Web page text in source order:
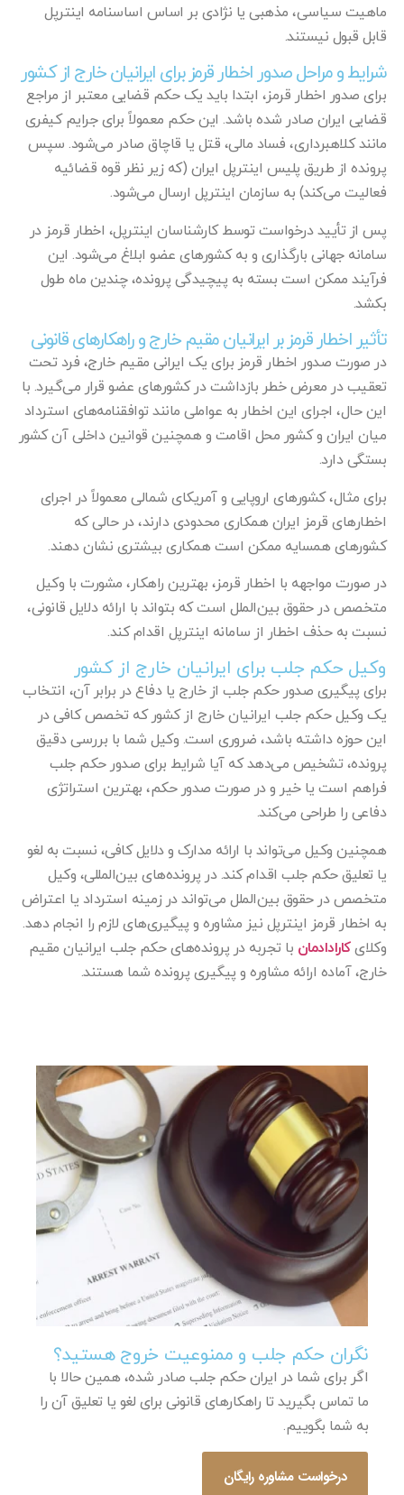
ماهیت سیاسی، مذهبی یا نژادی بر اساس اساسنامه اینترپل
قابل قبول نیستند.
شرایط و مراحل صدور اخطار قرمز برای ایرانیان خارج از کشور
برای صدور اخطار قرمز، ابتدا باید یک حکم قضایی معتبر از مراجع
قضایی ایران صادر شده باشد. این حکم معمولاً برای جرایم کیفری
مانند کلاهبرداری، فساد مالی، قتل یا قاچاق صادر می‌شود. سپس
پرونده از طریق پلیس اینترپل ایران (که زیر نظر قوه قضائیه
فعالیت می‌کند) به سازمان اینترپل ارسال می‌شود.
پس از تأیید درخواست توسط کارشناسان اینترپل، اخطار قرمز در
سامانه جهانی بارگذاری و به کشورهای عضو ابلاغ می‌شود. این
فرآیند ممکن است بسته به پیچیدگی پرونده، چندین ماه طول
بکشد.
تأثیر اخطار قرمز بر ایرانیان مقیم خارج و راهکارهای قانونی
در صورت صدور اخطار قرمز برای یک ایرانی مقیم خارج، فرد تحت
تعقیب در معرض خطر بازداشت در کشورهای عضو قرار می‌گیرد. با
این حال، اجرای این اخطار به عواملی مانند توافقنامه‌های استرداد
میان ایران و کشور محل اقامت و همچنین قوانین داخلی آن کشور
بستگی دارد.
برای مثال، کشورهای اروپایی و آمریکای شمالی معمولاً در اجرای
اخطارهای قرمز ایران همکاری محدودی دارند، در حالی که
کشورهای همسایه ممکن است همکاری بیشتری نشان دهند.
در صورت مواجهه با اخطار قرمز، بهترین راهکار، مشورت با وکیل
متخصص در حقوق بین‌الملل است که بتواند با ارائه دلایل قانونی،
نسبت به حذف اخطار از سامانه اینترپل اقدام کند.
وکیل حکم جلب برای ایرانیان خارج از کشور
برای پیگیری صدور حکم جلب از خارج یا دفاع در برابر آن، انتخاب
یک وکیل حکم جلب ایرانیان خارج از کشور که تخصص کافی در
این حوزه داشته باشد، ضروری است. وکیل شما با بررسی دقیق
پرونده، تشخیص می‌دهد که آیا شرایط برای صدور حکم جلب
فراهم است یا خیر و در صورت صدور حکم، بهترین استراتژی
دفاعی را طراحی می‌کند.
همچنین وکیل می‌تواند با ارائه مدارک و دلایل کافی، نسبت به لغو
یا تعلیق حکم جلب اقدام کند. در پرونده‌های بین‌المللی، وکیل
متخصص در حقوق بین‌الملل می‌تواند در زمینه استرداد یا اعتراض
به اخطار قرمز اینترپل نیز مشاوره و پیگیری‌های لازم را انجام دهد.
وکلایکارادادمان با تجربه در پرونده‌های حکم جلب ایرانیان مقیم
خارج، آماده ارائه مشاوره و پیگیری پرونده شما هستند.
نگران حکم جلب و ممنوعیت خروج هستید؟
اگر برای شما در ایران حکم جلب صادر شده، همین حالا با
ما تماس بگیرید تا راهکارهای قانونی برای لغو یا تعلیق آن را
به شما بگوییم.
درخواست مشاوره رایگان